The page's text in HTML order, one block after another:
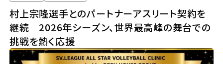
村上宗隆選手とのパートナーアスリート契約を
継続 2026年シーズン、世界最高峰の舞台での
挑戦を熱く応援